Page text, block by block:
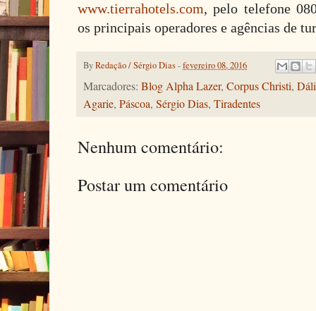
www.tierrahotels.com, pelo telefone
os principais operadores e agências de
ByRedação / Sérgio Dias-fevereiro 08, 2016
Marcadores: Blog Alpha Lazer, Corpus Christi,
Agarie, Páscoa, Sérgio Dias, Tiradentes
Nenhum comentário:
Postar um comentário